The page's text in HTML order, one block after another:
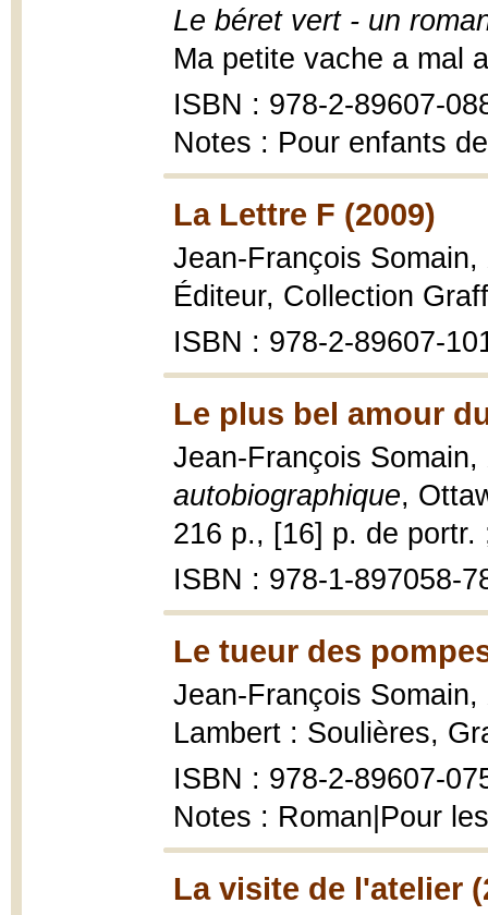
Le béret vert - un
Ma petite vache a mal
ISBN : 978-2-89607-
Notes : Pour enfants
La Lettre F (2009)
Jean-François Somain,
Éditeur, Collection
ISBN : 978-2-89607-
Le plus bel amour
Jean-François Somain,
autobiographique,
216 p., [16] p. de portr.
ISBN : 978-1-897058-
Le tueur des
Jean-François Somain,
Lambert : Soulières,
ISBN : 978-2-89607-
Notes : Roman|Pour
La visite de l'atelier